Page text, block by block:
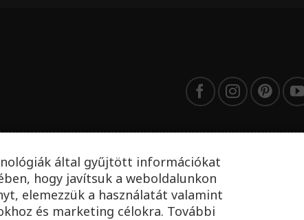
által gyűjtött információkat
hogy javítsuk a weboldalunkon
elemezzük a használatát valamint
és marketing célokra. További